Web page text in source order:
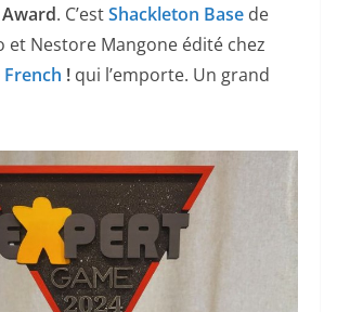
. C’estShackleton Base de
et Nestore Mangone édité chez
! qui l’emporte. Un grand